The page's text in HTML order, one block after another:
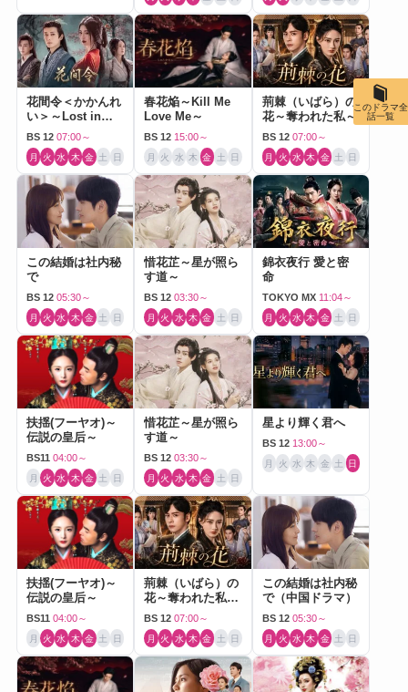
花間令＜かかんれ
い＞～Lost in
Love～
BS 12 07:00～
月 火 水 木 金 土 日
春花焔～Kill Me
Love Me～
BS 12 15:00～
月 火 水 木 金 土 日
荊棘（いばら）の
花～奪われた私～
BS 12 07:00～
月 火 水 木 金 土 日
この結婚は社内秘
で
BS 12 05:30～
月 火 水 木 金 土 日
惜花芷～星が照ら
す道～
BS 12 03:30～
月 火 水 木 金 土 日
錦衣夜行 愛と密
命
TOKYO MX 11:04～
月 火 水 木 金 土 日
扶揺(フーヤオ)～
伝説の皇后～
BS11 04:00～
月 火 水 木 金 土 日
惜花芷～星が照ら
す道～
BS 12 03:30～
月 火 水 木 金 土 日
星より輝く君へ
BS 12 13:00～
月 火 水 木 金 土 日
扶揺(フーヤオ)～
伝説の皇后～
BS11 04:00～
月 火 水 木 金 土 日
荊棘（いばら）の
花～奪われた私～
（中国ドラマ）
BS 12 07:00～
月 火 水 木 金 土 日
この結婚は社内秘
で（中国ドラマ）
BS 12 05:30～
月 火 水 木 金 土 日
このドラマ全
話一覧